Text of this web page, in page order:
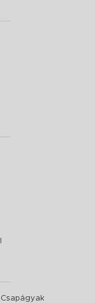
Csapágyak